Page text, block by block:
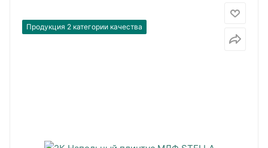
Продукция 2 категории качества